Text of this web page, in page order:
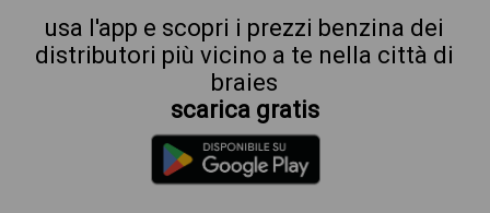
usa l'app e scopri i prezzi benzina dei
distributori più vicino a te nella città di
braies
scarica gratis